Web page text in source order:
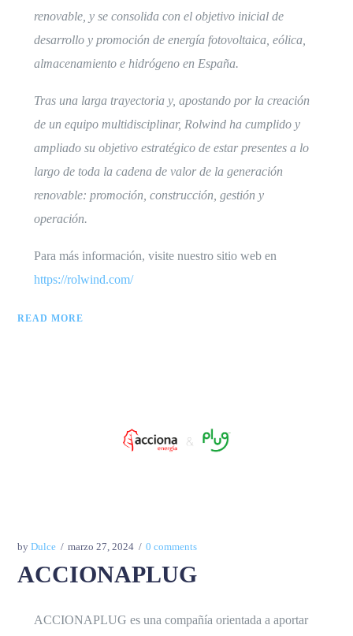
renovable, y se consolida con el objetivo inicial de
desarrollo y promoción de energía fotovoltaica, eólica,
almacenamiento e hidrógeno en España.
Tras una larga trayectoria y, apostando por la creación
de un equipo multidisciplinar, Rolwind ha cumplido y
ampliado su objetivo estratégico de estar presentes a lo
largo de toda la cadena de valor de la generación
renovable: promoción, construcción, gestión y
operación.
Para más información, visite nuestro sitio web en
https://rolwind.com/
READ MORE
byDulce marzo 27, 2024 0 comments
ACCIONAPLUG
ACCIONAPLUG es una compañía orientada a aportar